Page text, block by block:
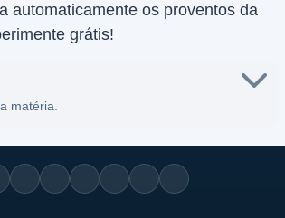
automaticamente os proventos da
grátis!
matéria.